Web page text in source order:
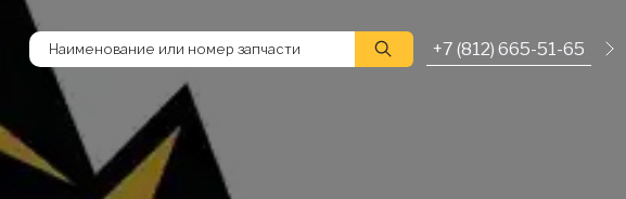
Наименование или номер запчасти +7 (812) 665-51-65